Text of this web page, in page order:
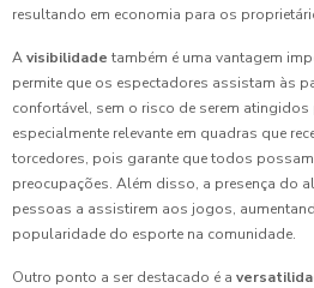
resultando em economia para os
Avisibilidade também é uma vantagem
permite que os espectadores assistam às
confortável, sem o risco de serem
especialmente relevante em quadras que
torcedores, pois garante que todos
preocupações. Além disso, a presença do
pessoas a assistirem aos jogos,
popularidade do esporte na comunidade.
Outro ponto a ser destacado é a